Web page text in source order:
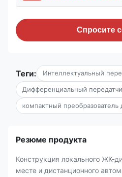
Спросите
Теги: Интеллектуальный
Дифференциальный
компактный преобразователь
Резюме продукта
Конструкция локального ЖК-
месте и дистанционного